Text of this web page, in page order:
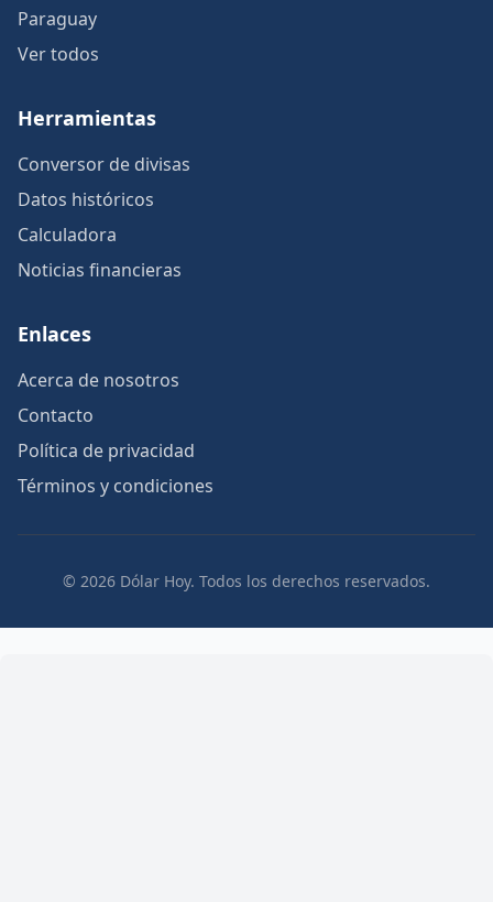
Paraguay
Ver todos
Herramientas
Conversor de divisas
Datos históricos
Calculadora
Noticias financieras
Enlaces
Acerca de nosotros
Contacto
Política de privacidad
Términos y condiciones
© 2026 Dólar Hoy. Todos los derechos reservados.